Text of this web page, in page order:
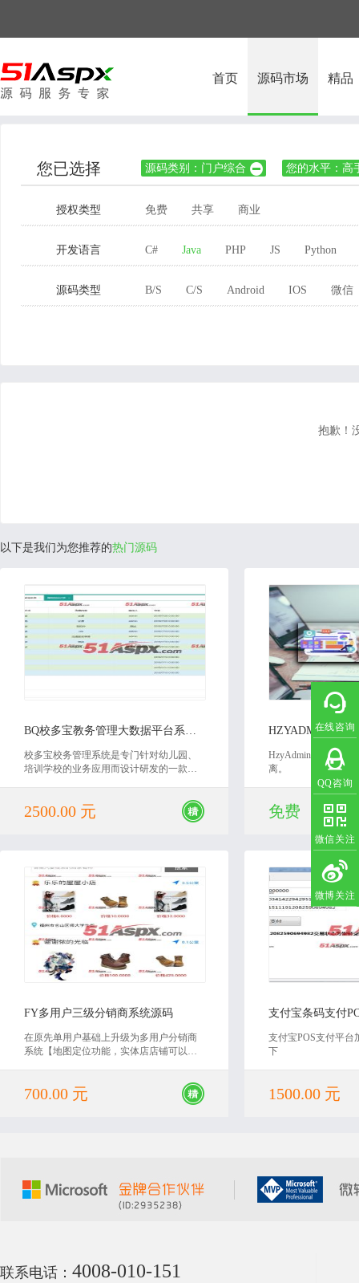
在线咨询
QQ咨询
微信关注
微博关注
首页 源码市场 精品
您已选择 源码类别：门户综合  您的水平：高
授权类型 免费 共享 商业
开发语言 C# Java PHP JS Python
源码类型 B/S C/S Android IOS 微信
抱歉！
以下是我们为您推荐的热门源码
BQ校多宝教务管理大数据平台系统源码
校多宝校务管理系统是专门针对幼儿园、
培训学校的业务应用而设计研发的一款行
网络化处理技术，结合丰富的教育培训行
业经验，切实有效的解决幼儿园、培训学
2500.00 元
HZYADMIN后台
HzyAdmin后台通配
离。
免费
FY多用户三级分销商系统源码
在原先单用户基础上升级为多用户分销商
系统【地图定位功能，实体店店铺可以自
700.00 元
支付宝条码支付
支付宝POS支付平台
下
1500.00 元
联系电话： 4008-010-151